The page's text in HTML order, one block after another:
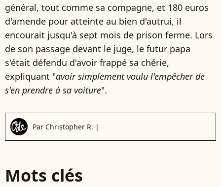
général, tout comme sa compagne, et 180 euros
d'amende pour atteinte au bien d'autrui, il
encourait jusqu'à sept mois de prison ferme. Lors
de son passage devant le juge, le futur papa
s'était défendu d'avoir frappé sa chérie,
expliquant "avoir simplement voulu l'empêcher de
s'en prendre à sa voiture".
Par Christopher R. |
Mots clés